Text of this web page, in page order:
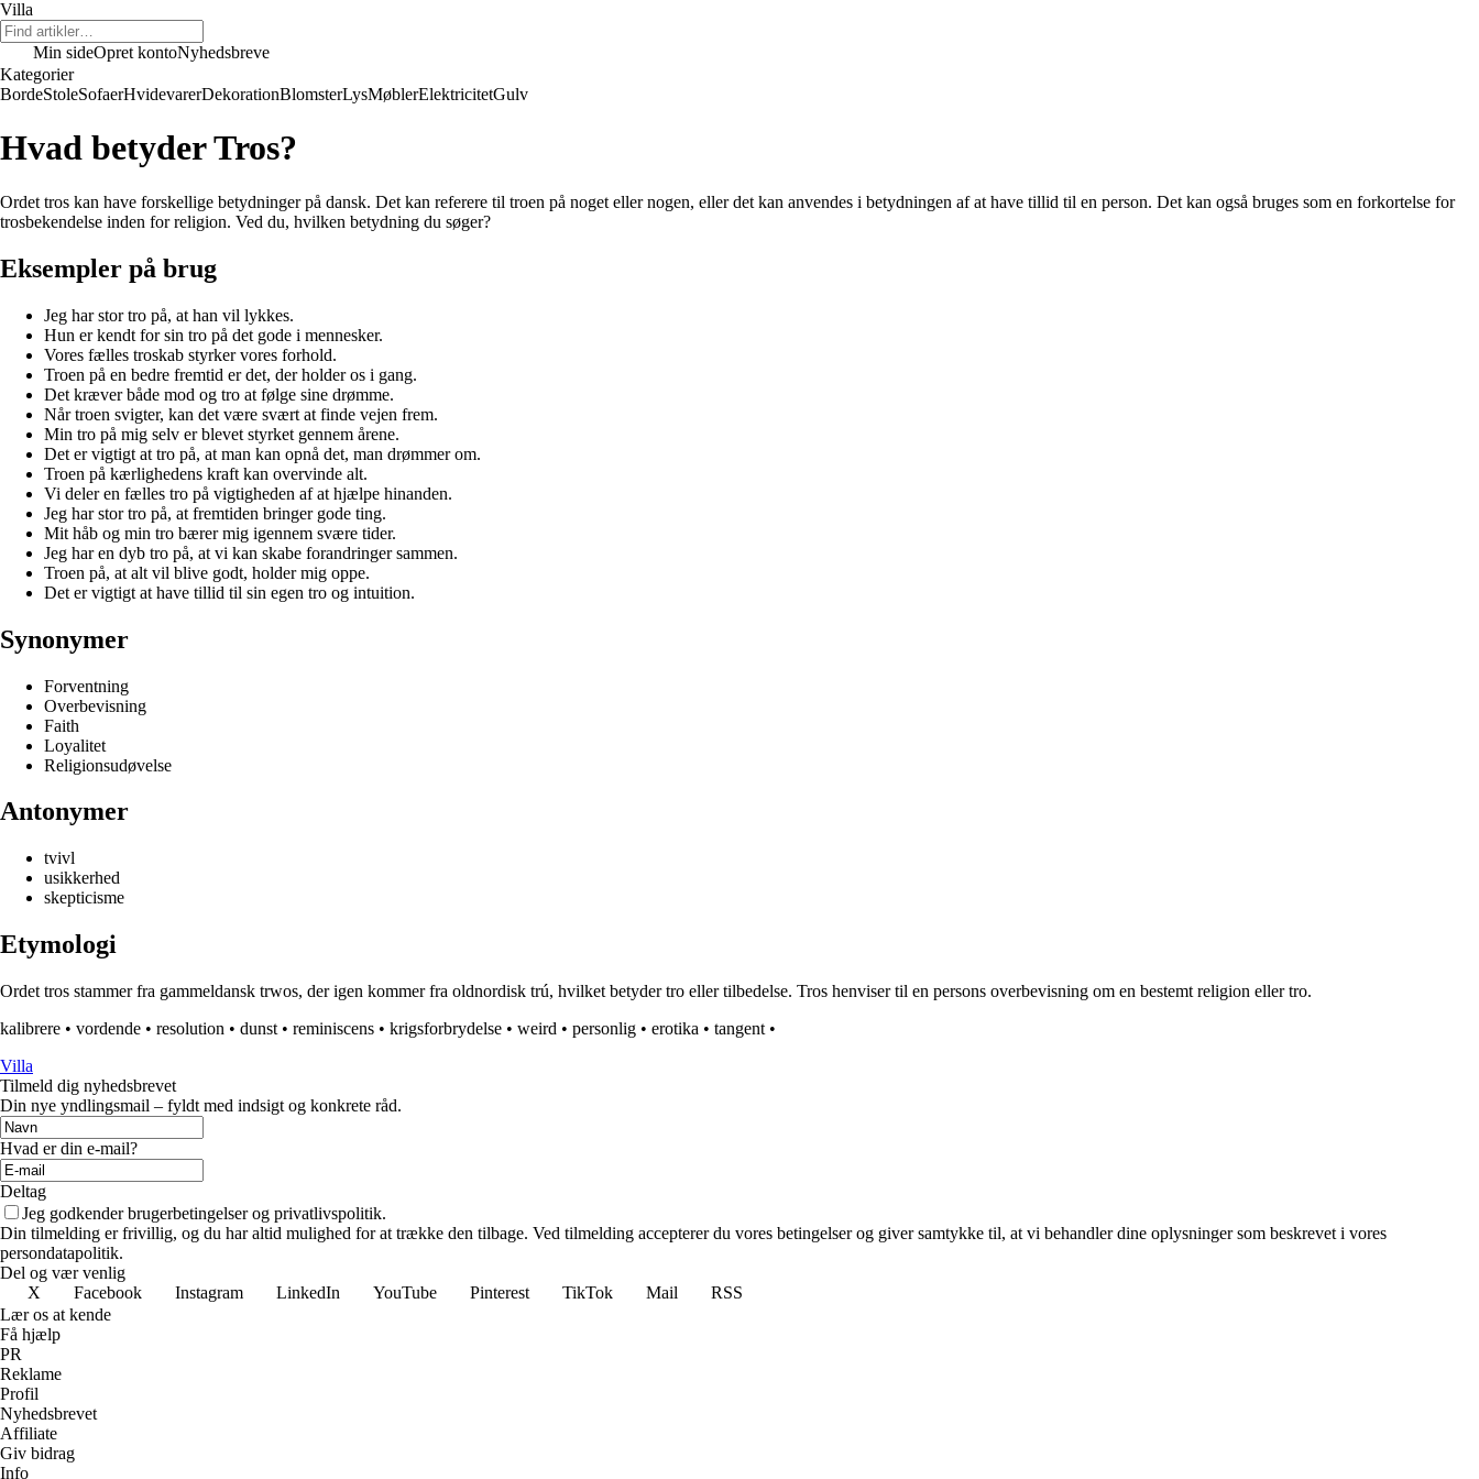
Villa
Min sideOpret kontoNyhedsbreve
Kategorier
BordeStoleSofaerHvidevarerDekorationBlomsterLysMøblerElektricitetGulv
Hvad betyder Tros?
Ordet tros kan have forskellige betydninger på dansk. Det kan referere til troen på noget eller nogen, eller det kan anvendes i betydningen af at have tillid til en person. Det kan også bruges som en forkortelse for
trosbekendelse inden for religion. Ved du, hvilken betydning du søger?
Eksempler på brug
Jeg har stor tro på, at han vil lykkes.
Hun er kendt for sin tro på det gode i mennesker.
Vores fælles troskab styrker vores forhold.
Troen på en bedre fremtid er det, der holder os i gang.
Det kræver både mod og tro at følge sine drømme.
Når troen svigter, kan det være svært at finde vejen frem.
Min tro på mig selv er blevet styrket gennem årene.
Det er vigtigt at tro på, at man kan opnå det, man drømmer om.
Troen på kærlighedens kraft kan overvinde alt.
Vi deler en fælles tro på vigtigheden af at hjælpe hinanden.
Jeg har stor tro på, at fremtiden bringer gode ting.
Mit håb og min tro bærer mig igennem svære tider.
Jeg har en dyb tro på, at vi kan skabe forandringer sammen.
Troen på, at alt vil blive godt, holder mig oppe.
Det er vigtigt at have tillid til sin egen tro og intuition.
Synonymer
Forventning
Overbevisning
Faith
Loyalitet
Religionsudøvelse
Antonymer
tvivl
usikkerhed
skepticisme
Etymologi
Ordet tros stammer fra gammeldansk trwos, der igen kommer fra oldnordisk trú, hvilket betyder tro eller tilbedelse. Tros henviser til en persons overbevisning om en bestemt religion eller tro.
kalibrere • vordende • resolution • dunst • reminiscens • krigsforbrydelse • weird • personlig • erotika • tangent •
Villa
Tilmeld dig nyhedsbrevet
Din nye yndlingsmail – fyldt med indsigt og konkrete råd.
Hvad er din e-mail?
Deltag
Jeg godkender brugerbetingelser og privatlivspolitik.
Din tilmelding er frivillig, og du har altid mulighed for at trække den tilbage. Ved tilmelding accepterer du vores betingelser og giver samtykke til, at vi behandler dine oplysninger som beskrevet i vores
persondatapolitik.
Del og vær venlig
X
Facebook Instagram LinkedIn YouTube Pinterest TikTok Mail
RSS
Lær os at kende
Få hjælp
PR
Reklame
Profil
Nyhedsbrevet
Affiliate
Giv bidrag
Info